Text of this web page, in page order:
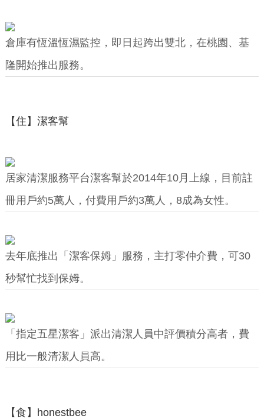
倉庫有恆溫恆濕監控，即日起跨出雙北，在桃園、基
隆開始推出服務。
【住】潔客幫
居家清潔服務平台潔客幫於2014年10月上線，目前註
冊用戶約5萬人，付費用戶約3萬人，8成為女性。
去年底推出「潔客保姆」服務，主打零仲介費，可30
秒幫忙找到保姆。
「指定五星潔客」派出清潔人員中評價積分高者，費
用比一般清潔人員高。
【食】honestbee